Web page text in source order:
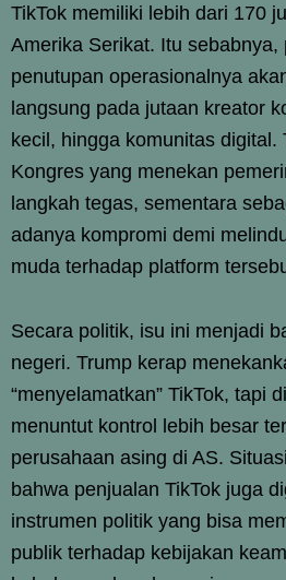
TikTok memiliki lebih dari 170
Amerika Serikat. Itu sebabnya,
penutupan operasionalnya
langsung pada jutaan kreator
kecil, hingga komunitas digital.
Kongres yang menekan
langkah tegas, sementara
adanya kompromi demi
muda terhadap platform
Secara politik, isu ini menjadi
negeri. Trump kerap
“menyelamatkan” TikTok, tapi
menuntut kontrol lebih besar
perusahaan asing di AS.
bahwa penjualan TikTok juga
instrumen politik yang bisa
publik terhadap kebijakan